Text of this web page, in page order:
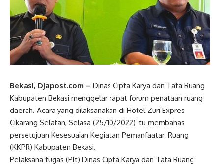
Bekasi, Djapost.com – Dinas Cipta Karya dan Tata Ruang
Kabupaten Bekasi menggelar rapat forum penataan ruang
daerah. Acara yang dilaksanakan di Hotel Zuri Expres
Cikarang Selatan, Selasa (25/10/2022) itu membahas
persetujuan Kesesuaian Kegiatan Pemanfaatan Ruang
(KKPR) Kabupaten Bekasi.
Pelaksana tugas (Plt) Dinas Cipta Karya dan Tata Ruang